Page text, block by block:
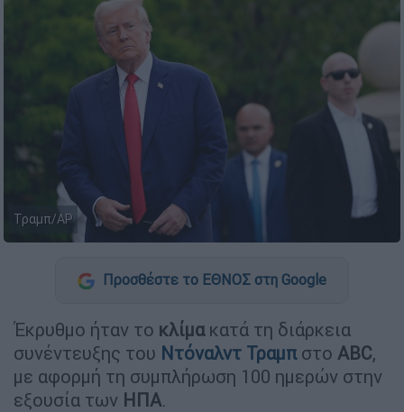
Τραμπ/ΑP
Προσθέστε το ΕΘΝΟΣ στη Google
Έκρυθμο ήταν το κλίμακατά τη διάρκεια
συνέντευξης του Ντόναλντ Τραμπστο ABC,
με αφορμή τη συμπλήρωση 100 ημερών στην
εξουσία των ΗΠΑ.